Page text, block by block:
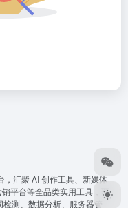
，汇聚 AI 创作工具、新媒体
平台等全品类实用工具，覆
测、数据分析、服务器管